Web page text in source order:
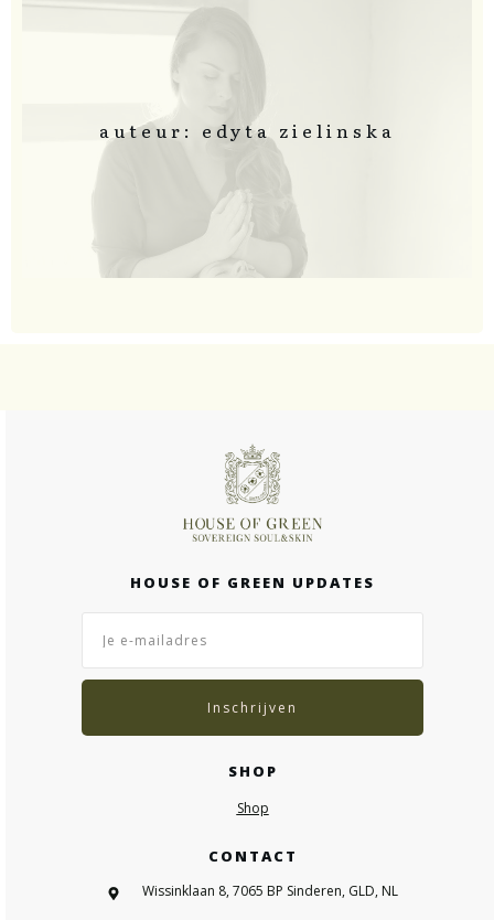
auteur: edyta zielinska
HOUSE OF GREEN UPDATES
Inschrijven
SHOP
Shop
CONTACT
Wissinklaan 8, 7065 BP Sinderen, GLD, NL